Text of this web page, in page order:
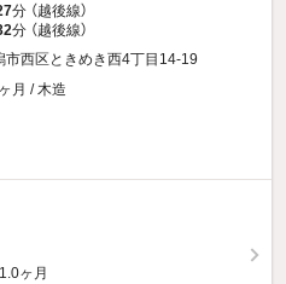
分 （越後線）
分 （越後線）
市西区ときめき西4丁目14-19
月 / 木造
1.0ヶ月